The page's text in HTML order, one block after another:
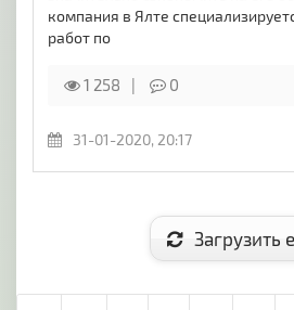
компания в Ялте
работ по
1 258 0
31-01-2020, 20:17
Загрузить